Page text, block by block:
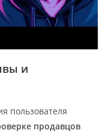
и
пользователя
продавцов